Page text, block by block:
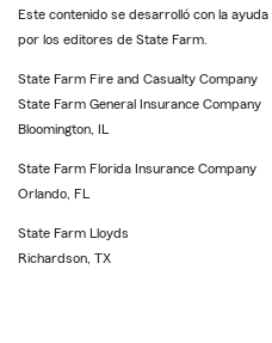
Este contenido se desarrolló con la
por los editores de State Farm.
State Farm Fire and Casualty Company
State Farm General Insurance Company
Bloomington, IL
State Farm Florida Insurance Company
Orlando, FL
State Farm Lloyds
Richardson, TX